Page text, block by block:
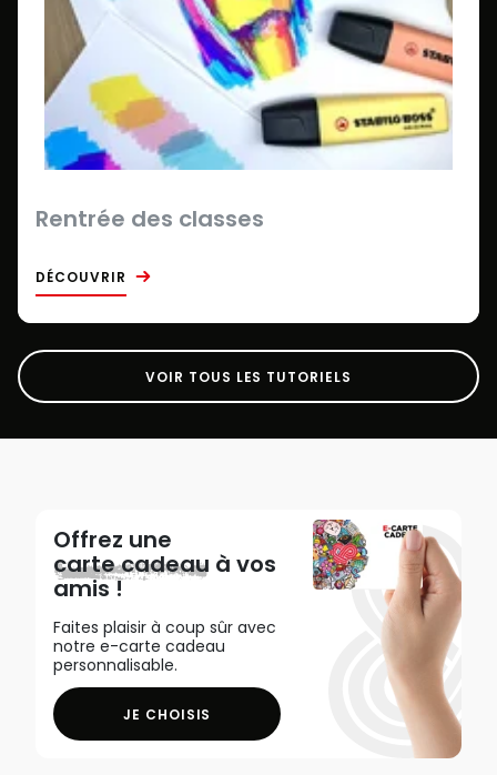
Rentrée des classes
DÉCOUVRIR
VOIR TOUS LES TUTORIELS
Offrez une
carte cadeau à vos
amis !
Faites plaisir à coup sûr avec
notre e-carte cadeau
personnalisable.
JE CHOISIS